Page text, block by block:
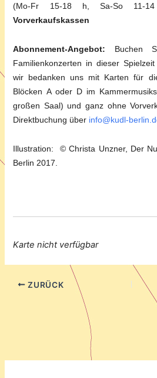
(Mo-Fr 15-18 h, Sa-So 11-
Vorverkaufskassen
Abonnement-Angebot: Buchen
Familienkonzerten in dieser
wir bedanken uns mit Karten für
Blöcken A oder D im
großen Saal) und ganz ohne
Direktbuchung über info@kudl-
Illustration: © Christa Unzner, Der
Berlin 2017.
Karte nicht verfügbar
ZURÜCK